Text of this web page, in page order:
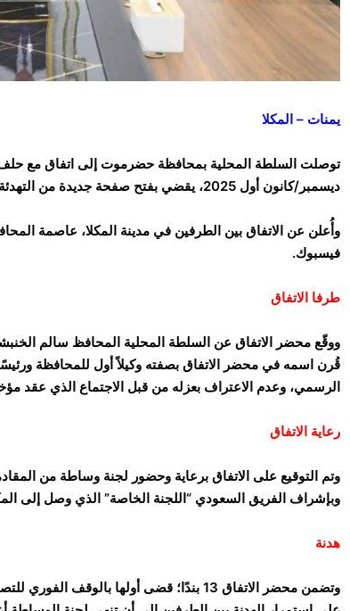
يمنات – المكلا
ديسمبر/كانون أول 2025، يقضي بفتح صفحة جديدة من التهدئة، وما سُمّي بـ”وحدة الصف”.
وأُعلن عن الاتفاق بين الطرفين في مدينة المكلا، عاصمة
فيسبوك.
طرفا الاتفاق
ووقّع محضر الاتفاق عن السلطة المحلية المحافظ سالم
قُرن اسمه في محضر الاتفاق بصفته وكيلاً أول للمحافظة
الرسمي، وعدم الاعتراف بعزله من قبل الاجتماع الذي عقد
رعاية الاتفاق
وتم التوقيع على الاتفاق برعاية وحضور لجنة وساطة من
وبإشراف الفريق السعودي “اللجنة الخاصة” الذي وصل إلى
هدنة
وتضمن محضر الاتفاق 13 بندًا؛ قضى أولها